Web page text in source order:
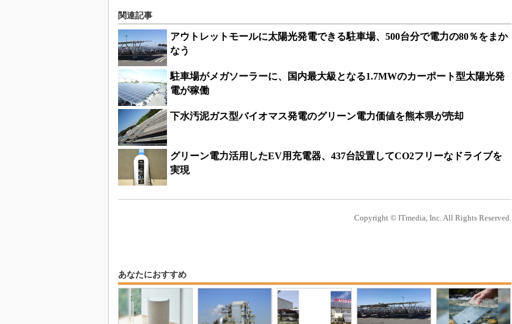
関連記事
アウトレットモールに太陽光発電できる駐車場、500台分で電力の80％をまか
なう
駐車場がメガソーラーに、国内最大級となる1.7MWのカーポート型太陽光発
電が稼働
下水汚泥ガス型バイオマス発電のグリーン電力価値を熊本県が売却
グリーン電力活用したEV用充電器、437台設置してCO2フリーなドライブを
実現
Copyright © ITmedia, Inc. All Rights Reserved.
あなたにおすすめ